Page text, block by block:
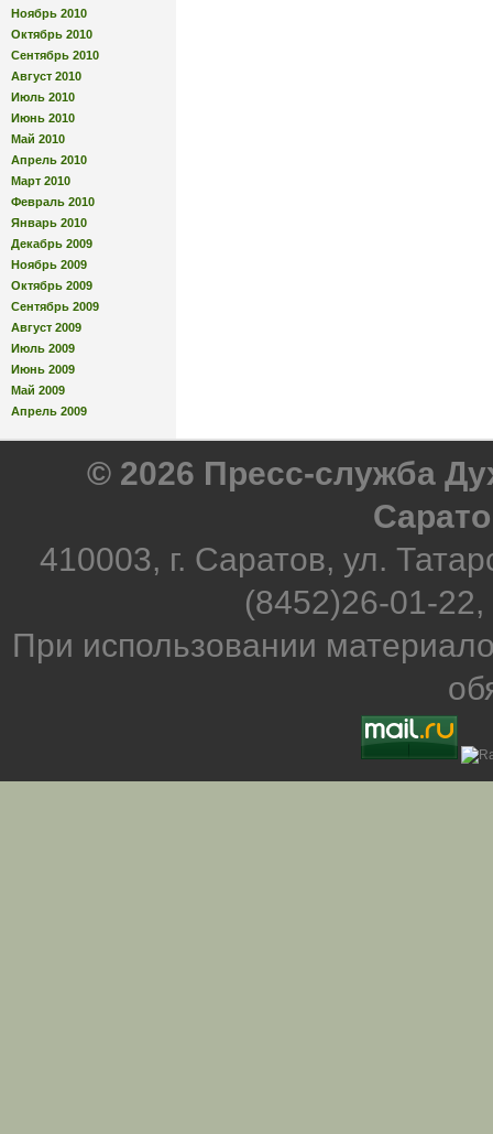
Ноябрь 2010
Октябрь 2010
Сентябрь 2010
Август 2010
Июль 2010
Июнь 2010
Май 2010
Апрель 2010
Март 2010
Февраль 2010
Январь 2010
Декабрь 2009
Ноябрь 2009
Октябрь 2009
Сентябрь 2009
Август 2009
Июль 2009
Июнь 2009
Май 2009
Апрель 2009
© 2026 Пресс-служба
410003, г. Саратов, ул.
(8452)26-01-
При использовании